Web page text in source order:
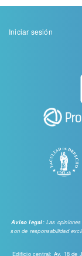
Menu
Iniciar sesión
Aviso legal: Las
son de responsabilidad
Edificio central: Av. 18 de